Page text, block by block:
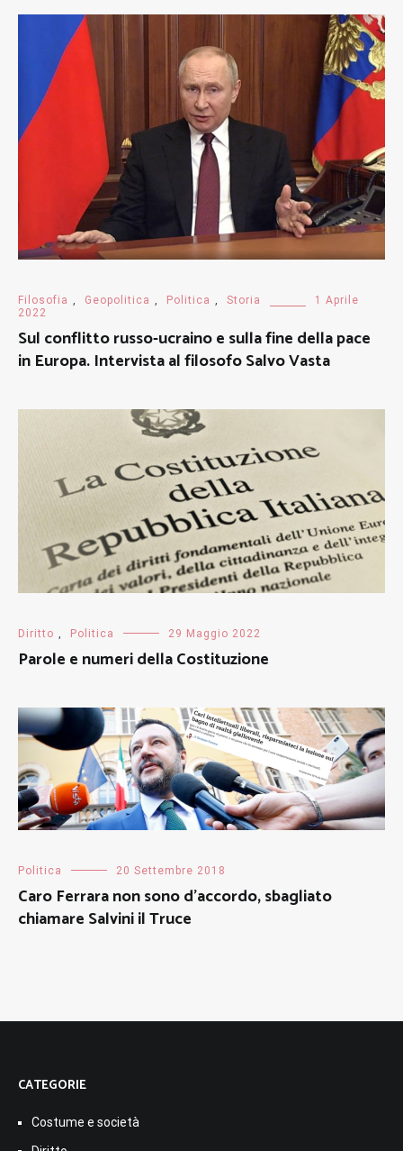
Filosofia , Geopolitica , Politica , Storia
1 Aprile
2022
Sul conflitto russo-ucraino e sulla fine della pace
in Europa. Intervista al filosofo Salvo Vasta
Diritto , Politica 29 Maggio 2022
Parole e numeri della Costituzione
Politica 20 Settembre 2018
Caro Ferrara non sono d’accordo, sbagliato
chiamare Salvini il Truce
CATEGORIE
Costume e società